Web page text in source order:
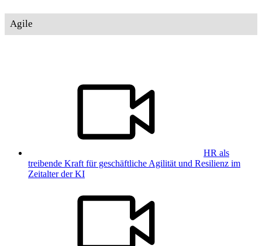
Agile
HR als
treibende Kraft für geschäftliche Agilität und Resilienz im
Zeitalter der KI